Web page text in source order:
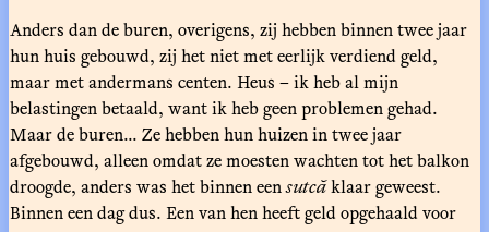
Anders dan de buren, overigens, zij hebben binnen twee jaar
hun huis gebouwd, zij het niet met eerlijk verdiend geld,
maar met andermans centen. Heus – ik heb al mijn
belastingen betaald, want ik heb geen problemen gehad.
Maar de buren... Ze hebben hun huizen in twee jaar
afgebouwd, alleen omdat ze moesten wachten tot het balkon
droogde, anders was het binnen eensutcăklaar geweest.
Binnen een dag dus. Een van hen heeft geld opgehaald voor